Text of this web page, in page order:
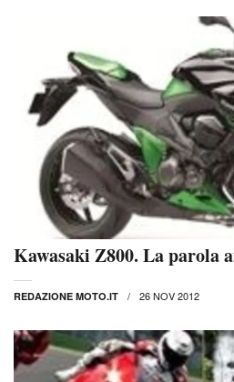
Kawasaki Z800. La parola
REDAZIONE MOTO.IT 26 NOV 2012